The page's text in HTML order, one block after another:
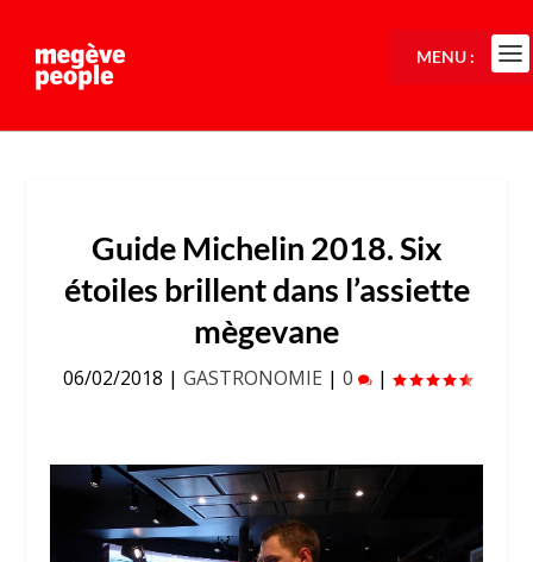
Guide Michelin 2018. Six
étoiles brillent dans l’assiette
mègevane
06/02/2018 | GASTRONOMIE | 0 |
MENU :